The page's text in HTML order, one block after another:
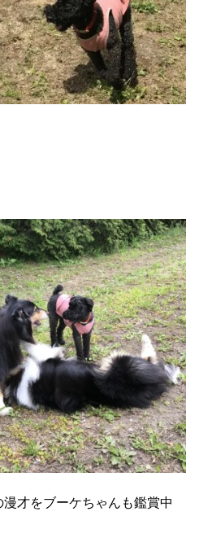
才をブーケちゃんも鑑賞中